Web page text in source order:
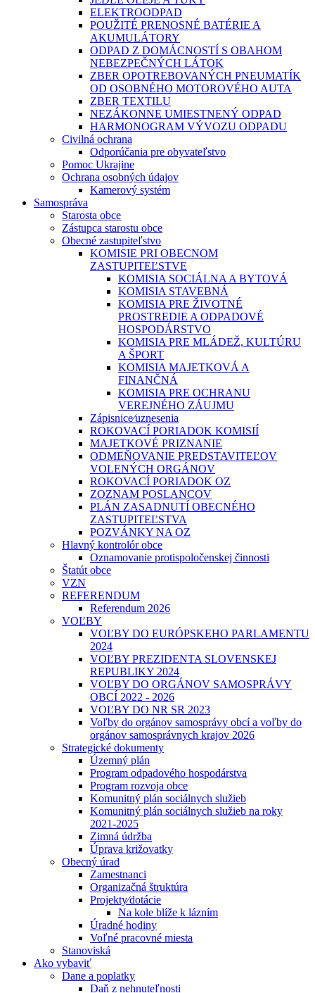
ELEKTROODPAD
POUŽITÉ PRENOSNÉ BATÉRIE A
AKUMULÁTORY
ODPAD Z DOMÁCNOSTÍ S OBAHOM
NEBEZPEČNÝCH LÁTOK
ZBER OPOTREBOVANÝCH PNEUMATÍK
OD OSOBNÉHO MOTOROVÉHO AUTA
ZBER TEXTILU
NEZÁKONNE UMIESTNENÝ ODPAD
HARMONOGRAM VÝVOZU ODPADU
Civilná ochrana
Odporúčania pre obyvateľstvo
Pomoc Ukrajine
Ochrana osobných údajov
Kamerový systém
Samospráva
Starosta obce
Zástupca starostu obce
Obecné zastupiteľstvo
KOMISIE PRI OBECNOM
ZASTUPITEĽSTVE
KOMISIA SOCIÁLNA A BYTOVÁ
KOMISIA STAVEBNÁ
KOMISIA PRE ŽIVOTNÉ
PROSTREDIE A ODPADOVÉ
HOSPODÁRSTVO
KOMISIA PRE MLÁDEŽ, KULTÚRU
A ŠPORT
KOMISIA MAJETKOVÁ A
FINANČNÁ
KOMISIA PRE OCHRANU
VEREJNÉHO ZÁUJMU
Zápisnice⁄uznesenia
ROKOVACÍ PORIADOK KOMISIÍ
MAJETKOVÉ PRIZNANIE
ODMEŇOVANIE PREDSTAVITEĽOV
VOLENÝCH ORGÁNOV
ROKOVACÍ PORIADOK OZ
ZOZNAM POSLANCOV
PLÁN ZASADNUTÍ OBECNÉHO
ZASTUPITEĽSTVA
POZVÁNKY NA OZ
Hlavný kontrolór obce
Oznamovanie protispoločenskej činnosti
Štatút obce
VZN
REFERENDUM
Referendum 2026
VOĽBY
VOĽBY DO EURÓPSKEHO PARLAMENTU
2024
VOĽBY PREZIDENTA SLOVENSKEJ
REPUBLIKY 2024
VOĽBY DO ORGÁNOV SAMOSPRÁVY
OBCÍ 2022 - 2026
VOĽBY DO NR SR 2023
Voľby do orgánov samosprávy obcí a voľby do
orgánov samosprávnych krajov 2026
Strategické dokumenty
Územný plán
Program odpadového hospodárstva
Program rozvoja obce
Komunitný plán sociálnych služieb
Komunitný plán sociálnych služieb na roky
2021-2025
Zimná údržba
Úprava križovatky
Obecný úrad
Zamestnanci
Organizačná štruktúra
Projekty⁄dotácie
Na kole blíže k lázním
Úradné hodiny
Voľné pracovné miesta
Stanoviská
Ako vybaviť
Dane a poplatky
Daň z nehnuteľnosti